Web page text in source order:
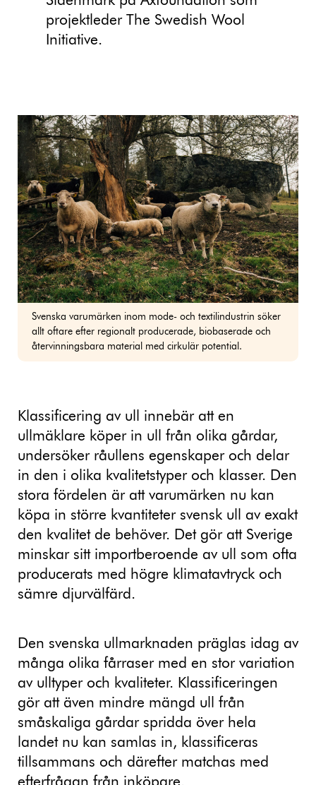
projektleder The Swedish Wool
Initiative.
Svenska varumärken inom mode- och textilindustrin söker
allt oftare efter regionalt producerade, biobaserade och
återvinningsbara material med cirkulär potential.
Klassificering av ull innebär att en
ullmäklare köper in ull från olika gårdar,
undersöker råullens egenskaper och delar
in den i olika kvalitetstyper och klasser. Den
stora fördelen är att varumärken nu kan
köpa in större kvantiteter svensk ull av exakt
den kvalitet de behöver. Det gör att Sverige
minskar sitt importberoende av ull som ofta
producerats med högre klimatavtryck och
sämre djurvälfärd.
Den svenska ullmarknaden präglas idag av
många olika fårraser med en stor variation
av ulltyper och kvaliteter. Klassificeringen
gör att även mindre mängd ull från
småskaliga gårdar spridda över hela
landet nu kan samlas in, klassificeras
tillsammans och därefter matchas med